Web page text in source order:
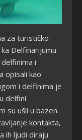
za turističko
Delfinarijumu
i
opisali kao
i delfinima je
delfini
su ušli u bazen.
kontakta,
ih ljudi diraju.